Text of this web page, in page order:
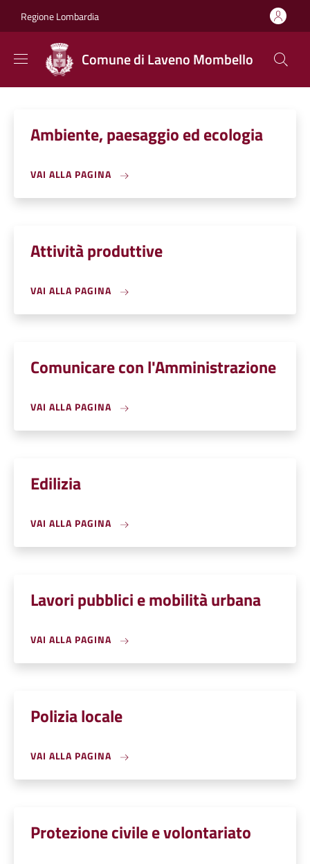
Regione Lombardia
Comune di Laveno Mombello
Ambiente, paesaggio ed ecologia
VAI ALLA PAGINA
Attività produttive
VAI ALLA PAGINA
Comunicare con l'Amministrazione
VAI ALLA PAGINA
Edilizia
VAI ALLA PAGINA
Lavori pubblici e mobilità urbana
VAI ALLA PAGINA
Polizia locale
VAI ALLA PAGINA
Protezione civile e volontariato